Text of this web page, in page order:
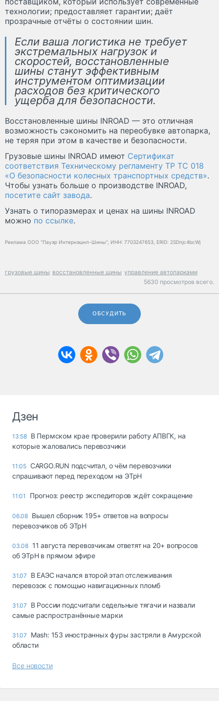
технологии; предоставляет гарантии; даёт
прозрачные отчёты о состоянии шин.
Если ваша логистика не требует
экстремальных нагрузок и
скоростей, восстановленные
шины станут эффективным
инструментом оптимизации
расходов без критического
ущерба для безопасности.
Восстановленные шины INROAD — это отличная
возможность сэкономить на переобувке автопарка,
не теряя при этом в качестве и безопасности.
Грузовые шины INROAD имеют Сертификат
соответствия Техническому регламенту ТР ТС 018
«О безопасности колесных транспортных средств».
Чтобы узнать больше о производстве INROAD,
посетите сайт завода.
Узнать о типоразмерах и ценах на шины INROAD
можно по ссылке.
Реклама ООО "Пауэр Интернэшнл-Шины", ИНН: 7703247653, ERID: 2SDnjc4bcWj
грузовые шины восстановленные шины управление автопарками
5630 просмотров всего.
ОБСУДИТЬ
Дзен
13:58 В Пермском крае проверили работу АПВГК, на
которые жаловались перевозчики
11:05 CARGO.RUN подсчитал, о чём перевозчики
спрашивают перед переходом на ЭТрН
11:01 Прогноз: реестр экспедиторов ждёт сокращение
06.08 Вышел сборник 195+ ответов на вопросы
перевозчиков об ЭТрН
03.08 11 августа перевозчикам ответят на 20+ вопросов
об ЭТрН в прямом эфире
31.07
В ЕАЭС начался второй этап отслеживания
перевозок с помощью навигационных пломб
31.07
В России подсчитали седельные тягачи и назвали
самые распространённые марки
31.07
Mash: 153 иностранных фуры застряли в Амурской
области
Все новости